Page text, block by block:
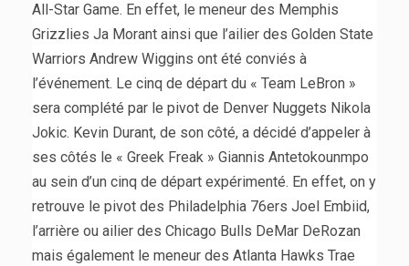
All-Star Game. En effet, le meneur des Memphis
Grizzlies Ja Morant ainsi que l’ailier des Golden State
Warriors Andrew Wiggins ont été conviés à
l’événement. Le cinq de départ du « Team LeBron »
sera complété par le pivot de Denver Nuggets Nikola
Jokic. Kevin Durant, de son côté, a décidé d’appeler à
ses côtés le « Greek Freak » Giannis Antetokounmpo
au sein d’un cinq de départ expérimenté. En effet, on y
retrouve le pivot des Philadelphia 76ers Joel Embiid,
l’arrière ou ailier des Chicago Bulls DeMar DeRozan
mais également le meneur des Atlanta Hawks Trae